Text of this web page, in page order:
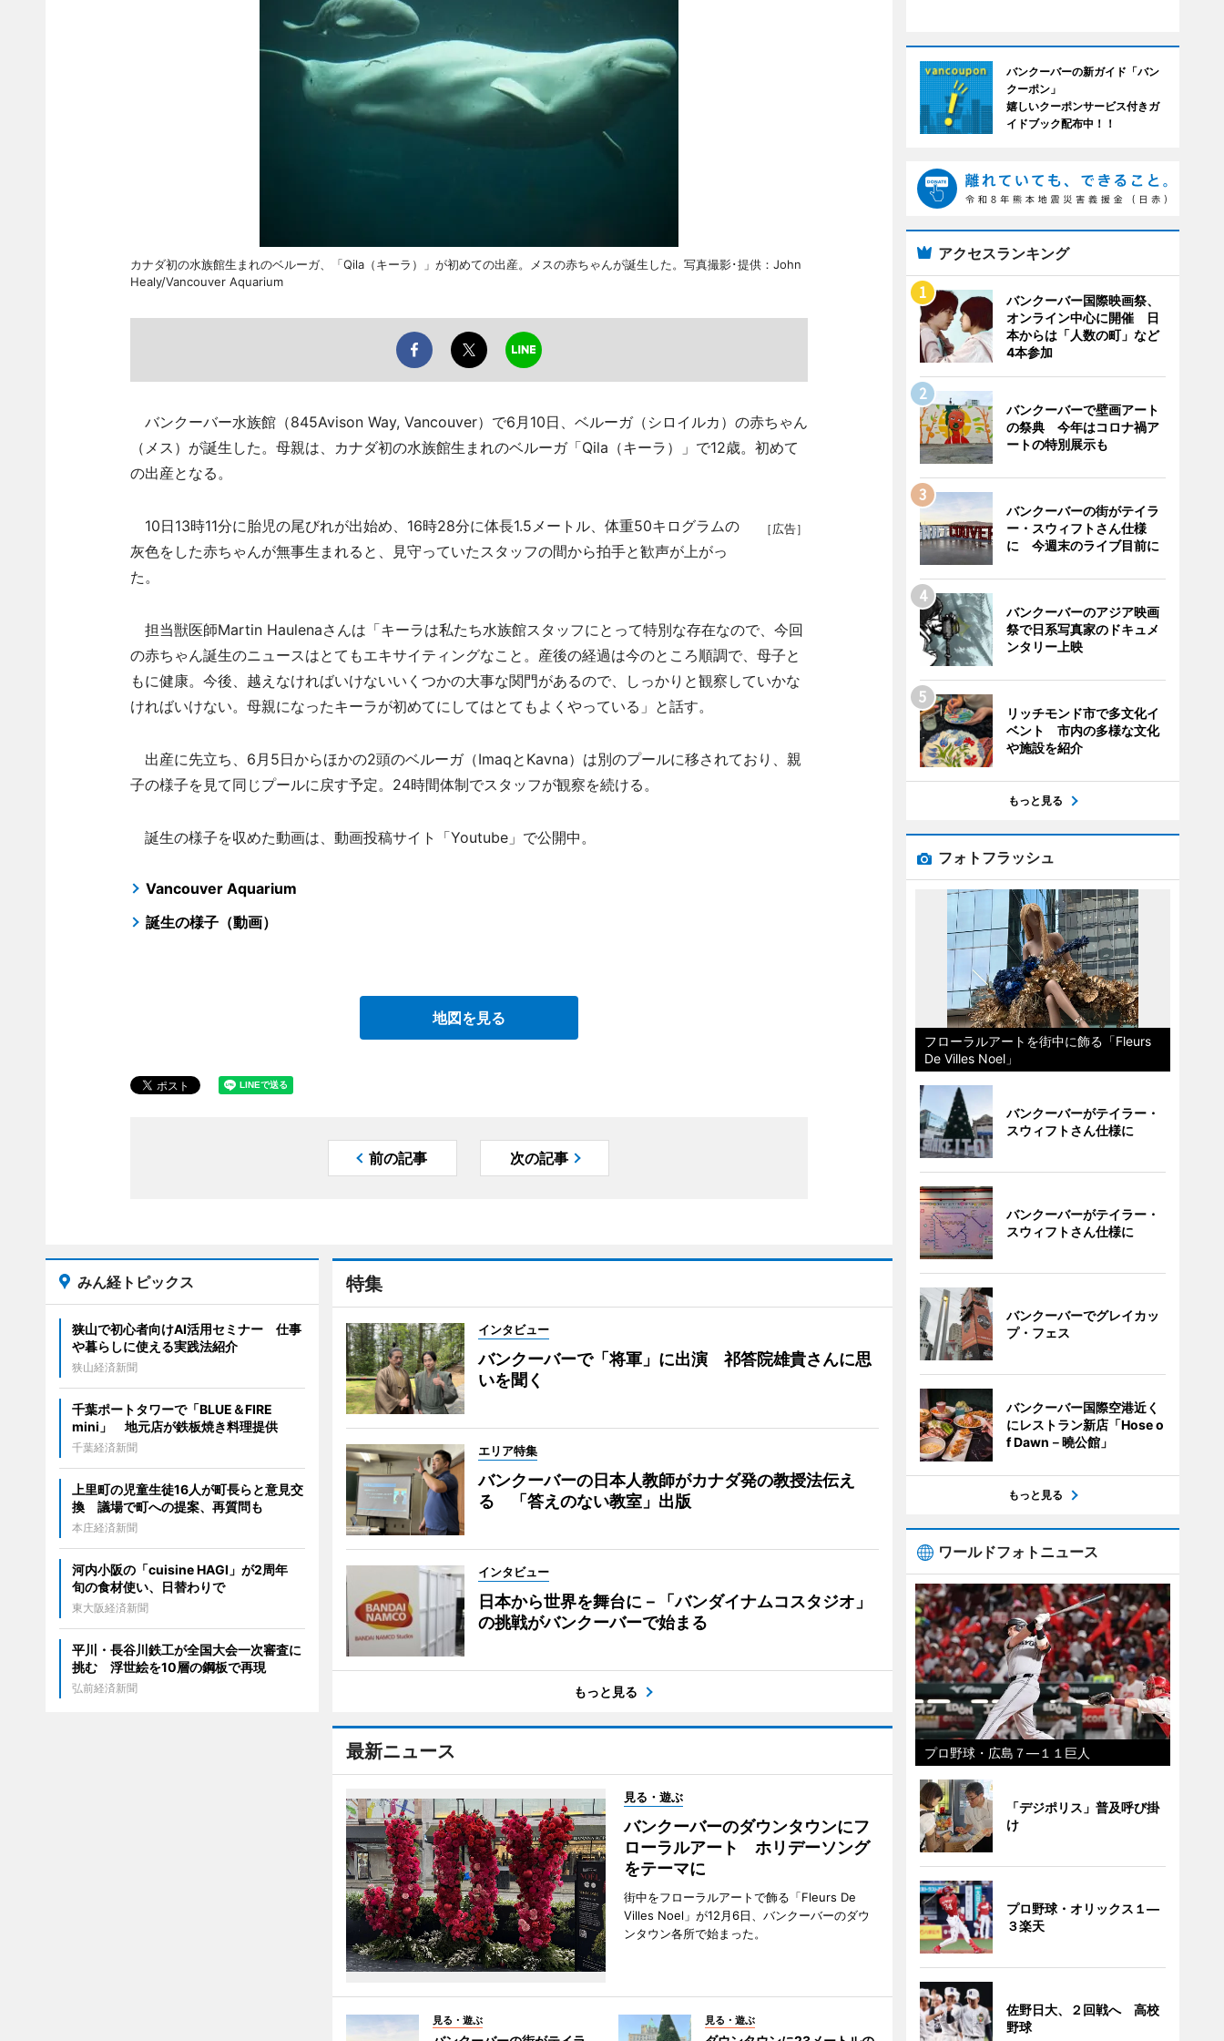
カナダ初の水族館生まれのベルーガ、「Qila（キーラ）」が初めての出産。メスの赤ちゃんが誕生した。写真撮影･提供：John
Healy/Vancouver Aquarium
バンクーバー水族館（845Avison Way, Vancouver）で6月10日、ベルーガ（シロイルカ）の赤ちゃん
（メス）が誕生した。母親は、カナダ初の水族館生まれのベルーガ「Qila（キーラ）」で12歳。初めて
の出産となる。
［広告］
10日13時11分に胎児の尾びれが出始め、16時28分に体長1.5メートル、体重50キログラムの
灰色をした赤ちゃんが無事生まれると、見守っていたスタッフの間から拍手と歓声が上がっ
た。
担当獣医師Martin Haulenaさんは「キーラは私たち水族館スタッフにとって特別な存在なので、今回
の赤ちゃん誕生のニュースはとてもエキサイティングなこと。産後の経過は今のところ順調で、母子と
もに健康。今後、越えなければいけないいくつかの大事な関門があるので、しっかりと観察していかな
ければいけない。母親になったキーラが初めてにしてはとてもよくやっている」と話す。
出産に先立ち、6月5日からほかの2頭のベルーガ（ImaqとKavna）は別のプールに移されており、親
子の様子を見て同じプールに戻す予定。24時間体制でスタッフが観察を続ける。
誕生の様子を収めた動画は、動画投稿サイト「Youtube」で公開中。
Vancouver Aquarium
誕生の様子（動画）
地図を見る
前の記事 次の記事
特集
インタビュー
バンクーバーで「将軍」に出演 祁答院雄貴さんに思
いを聞く
エリア特集
バンクーバーの日本人教師がカナダ発の教授法伝え
る 「答えのない教室」出版
インタビュー
日本から世界を舞台に－「バンダイナムコスタジオ」
の挑戦がバンクーバーで始まる
もっと見る
最新ニュース
見る・遊ぶ
バンクーバーのダウンタウンにフ
ローラルアート ホリデーソング
をテーマに
街中をフローラルアートで飾る「Fleurs De
Villes Noel」が12月6日、バンクーバーのダウ
ンタウン各所で始まった。
見る・遊ぶ 見る・遊ぶ
みん経トピックス
狭山で初心者向けAI活用セミナー 仕事
や暮らしに使える実践法紹介
狭山経済新聞
千葉ポートタワーで「BLUE＆FIRE
mini」 地元店が鉄板焼き料理提供
千葉経済新聞
上里町の児童生徒16人が町長らと意見交
換 議場で町への提案、再質問も
本庄経済新聞
河内小阪の「cuisine HAGI」が2周年
旬の食材使い、日替わりで
東大阪経済新聞
平川・長谷川鉄工が全国大会一次審査に
挑む 浮世絵を10層の鋼板で再現
弘前経済新聞
バンクーバーの新ガイド「バン
クーポン」
嬉しいクーポンサービス付きガ
イドブック配布中！！
アクセスランキング
バンクーバー国際映画祭、
オンライン中心に開催 日
本からは「人数の町」など
4本参加
バンクーバーで壁画アート
の祭典 今年はコロナ禍ア
ートの特別展示も
バンクーバーの街がテイラ
ー・スウィフトさん仕様
に 今週末のライブ目前に
バンクーバーのアジア映画
祭で日系写真家のドキュメ
ンタリー上映
リッチモンド市で多文化イ
ベント 市内の多様な文化
や施設を紹介
もっと見る
フォトフラッシュ
フローラルアートを街中に飾る「Fleurs
De Villes Noel」
バンクーバーがテイラー・
スウィフトさん仕様に
バンクーバーがテイラー・
スウィフトさん仕様に
バンクーバーでグレイカッ
プ・フェス
バンクーバー国際空港近く
にレストラン新店「Hose o
f Dawn－曉公館」
もっと見る
ワールドフォトニュース
プロ野球・広島７―１１巨人
「デジポリス」普及呼び掛
け
プロ野球・オリックス１―
３楽天
佐野日大、２回戦へ 高校
野球